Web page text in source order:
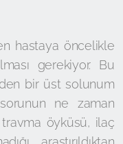
hastaya öncelikle
gerekiyor. Bu
bir üst solunum
ne zaman
travma öyküsü, ilaç